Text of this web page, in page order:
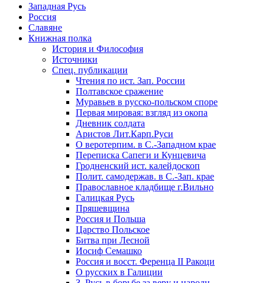
Западная Русь
Россия
Славяне
Книжная полка
История и Философия
Источники
Спец. публикации
Чтения по ист. Зап. России
Полтавское сражение
Муравьев в русско-польском споре
Первая мировая: взгляд из окопа
Дневник солдата
Аристов Лит.Карп.Руси
О веротерпим. в С.-Западном крае
Переписка Сапеги и Кунцевича
Гродненский ист. калейдоскоп
Полит. самодержав. в С.-Зап. крае
Православное кладбище г.Вильно
Галицкая Русь
Пряшевщина
Россия и Польша
Царство Польское
Битва при Лесной
Иосиф Семашко
Россия и восст. Ференца II Ракоци
О русских в Галиции